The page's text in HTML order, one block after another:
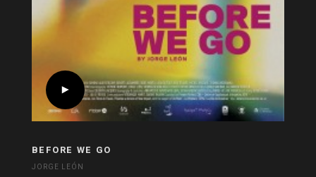
BEFORE WE GO
JORGE LEÓN